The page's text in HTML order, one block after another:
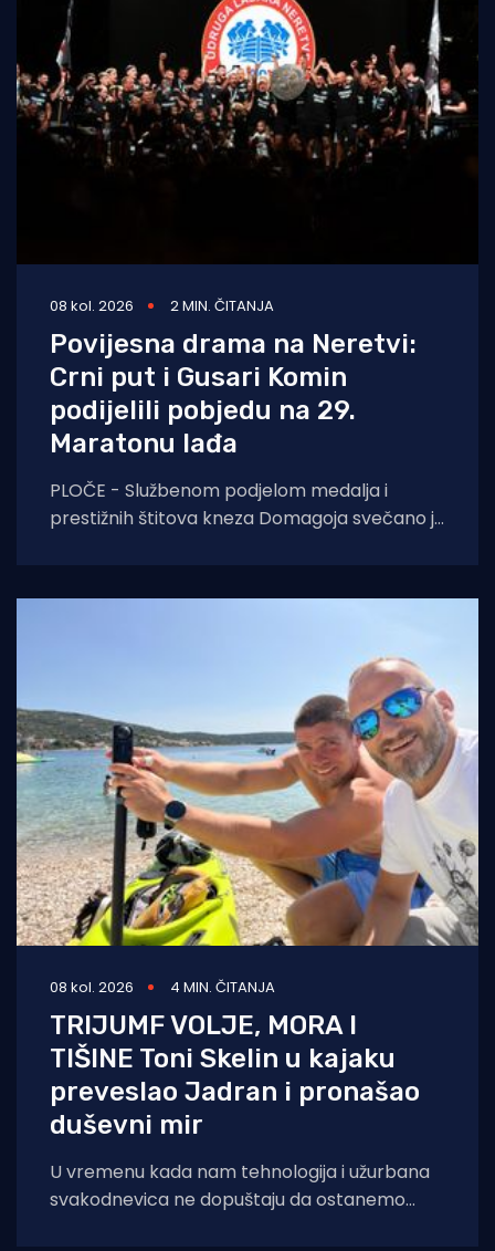
08 kol. 2026 2 MIN. ČITANJA
Povijesna drama na Neretvi:
Crni put i Gusari Komin
podijelili pobjedu na 29.
Maratonu lađa
PLOČE - Službenom podjelom medalja i
prestižnih štitova kneza Domagoja svečano je
08 kol. 2026 4 MIN. ČITANJA
TRIJUMF VOLJE, MORA I
TIŠINE Toni Skelin u kajaku
preveslao Jadran i pronašao
duševni mir
U vremenu kada nam tehnologija i užurbana
svakodnevica ne dopuštaju da ostanemo